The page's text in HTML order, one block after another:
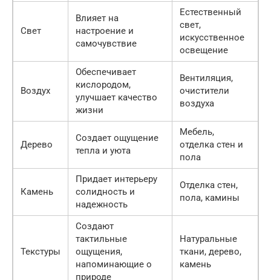
Свет
Влияет на
настроение и
самочувствие
Естественный
свет,
искусственное
освещение
Воздух
Обеспечивает
кислородом,
улучшает качество
жизни
Вентиляция,
очистители
воздуха
Дерево
Создает ощущение
тепла и уюта
Мебель,
отделка стен и
пола
Камень
Придает интерьеру
солидность и
надежность
Отделка стен,
пола, камины
Текстуры
Создают
тактильные
ощущения,
напоминающие о
природе
Натуральные
ткани, дерево,
камень